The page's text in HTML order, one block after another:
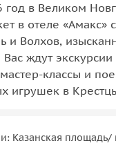
год в Великом
в отеле «Амакс»
и Волхов,
ждут
классы и
игрушек в
Казанская